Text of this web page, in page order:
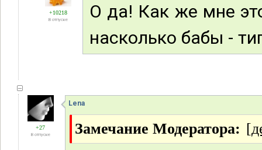
+10218
В отпуске
О да! Как же мне
насколько бабы -
+27
В отпуске
Lena
Замечание Модератора: